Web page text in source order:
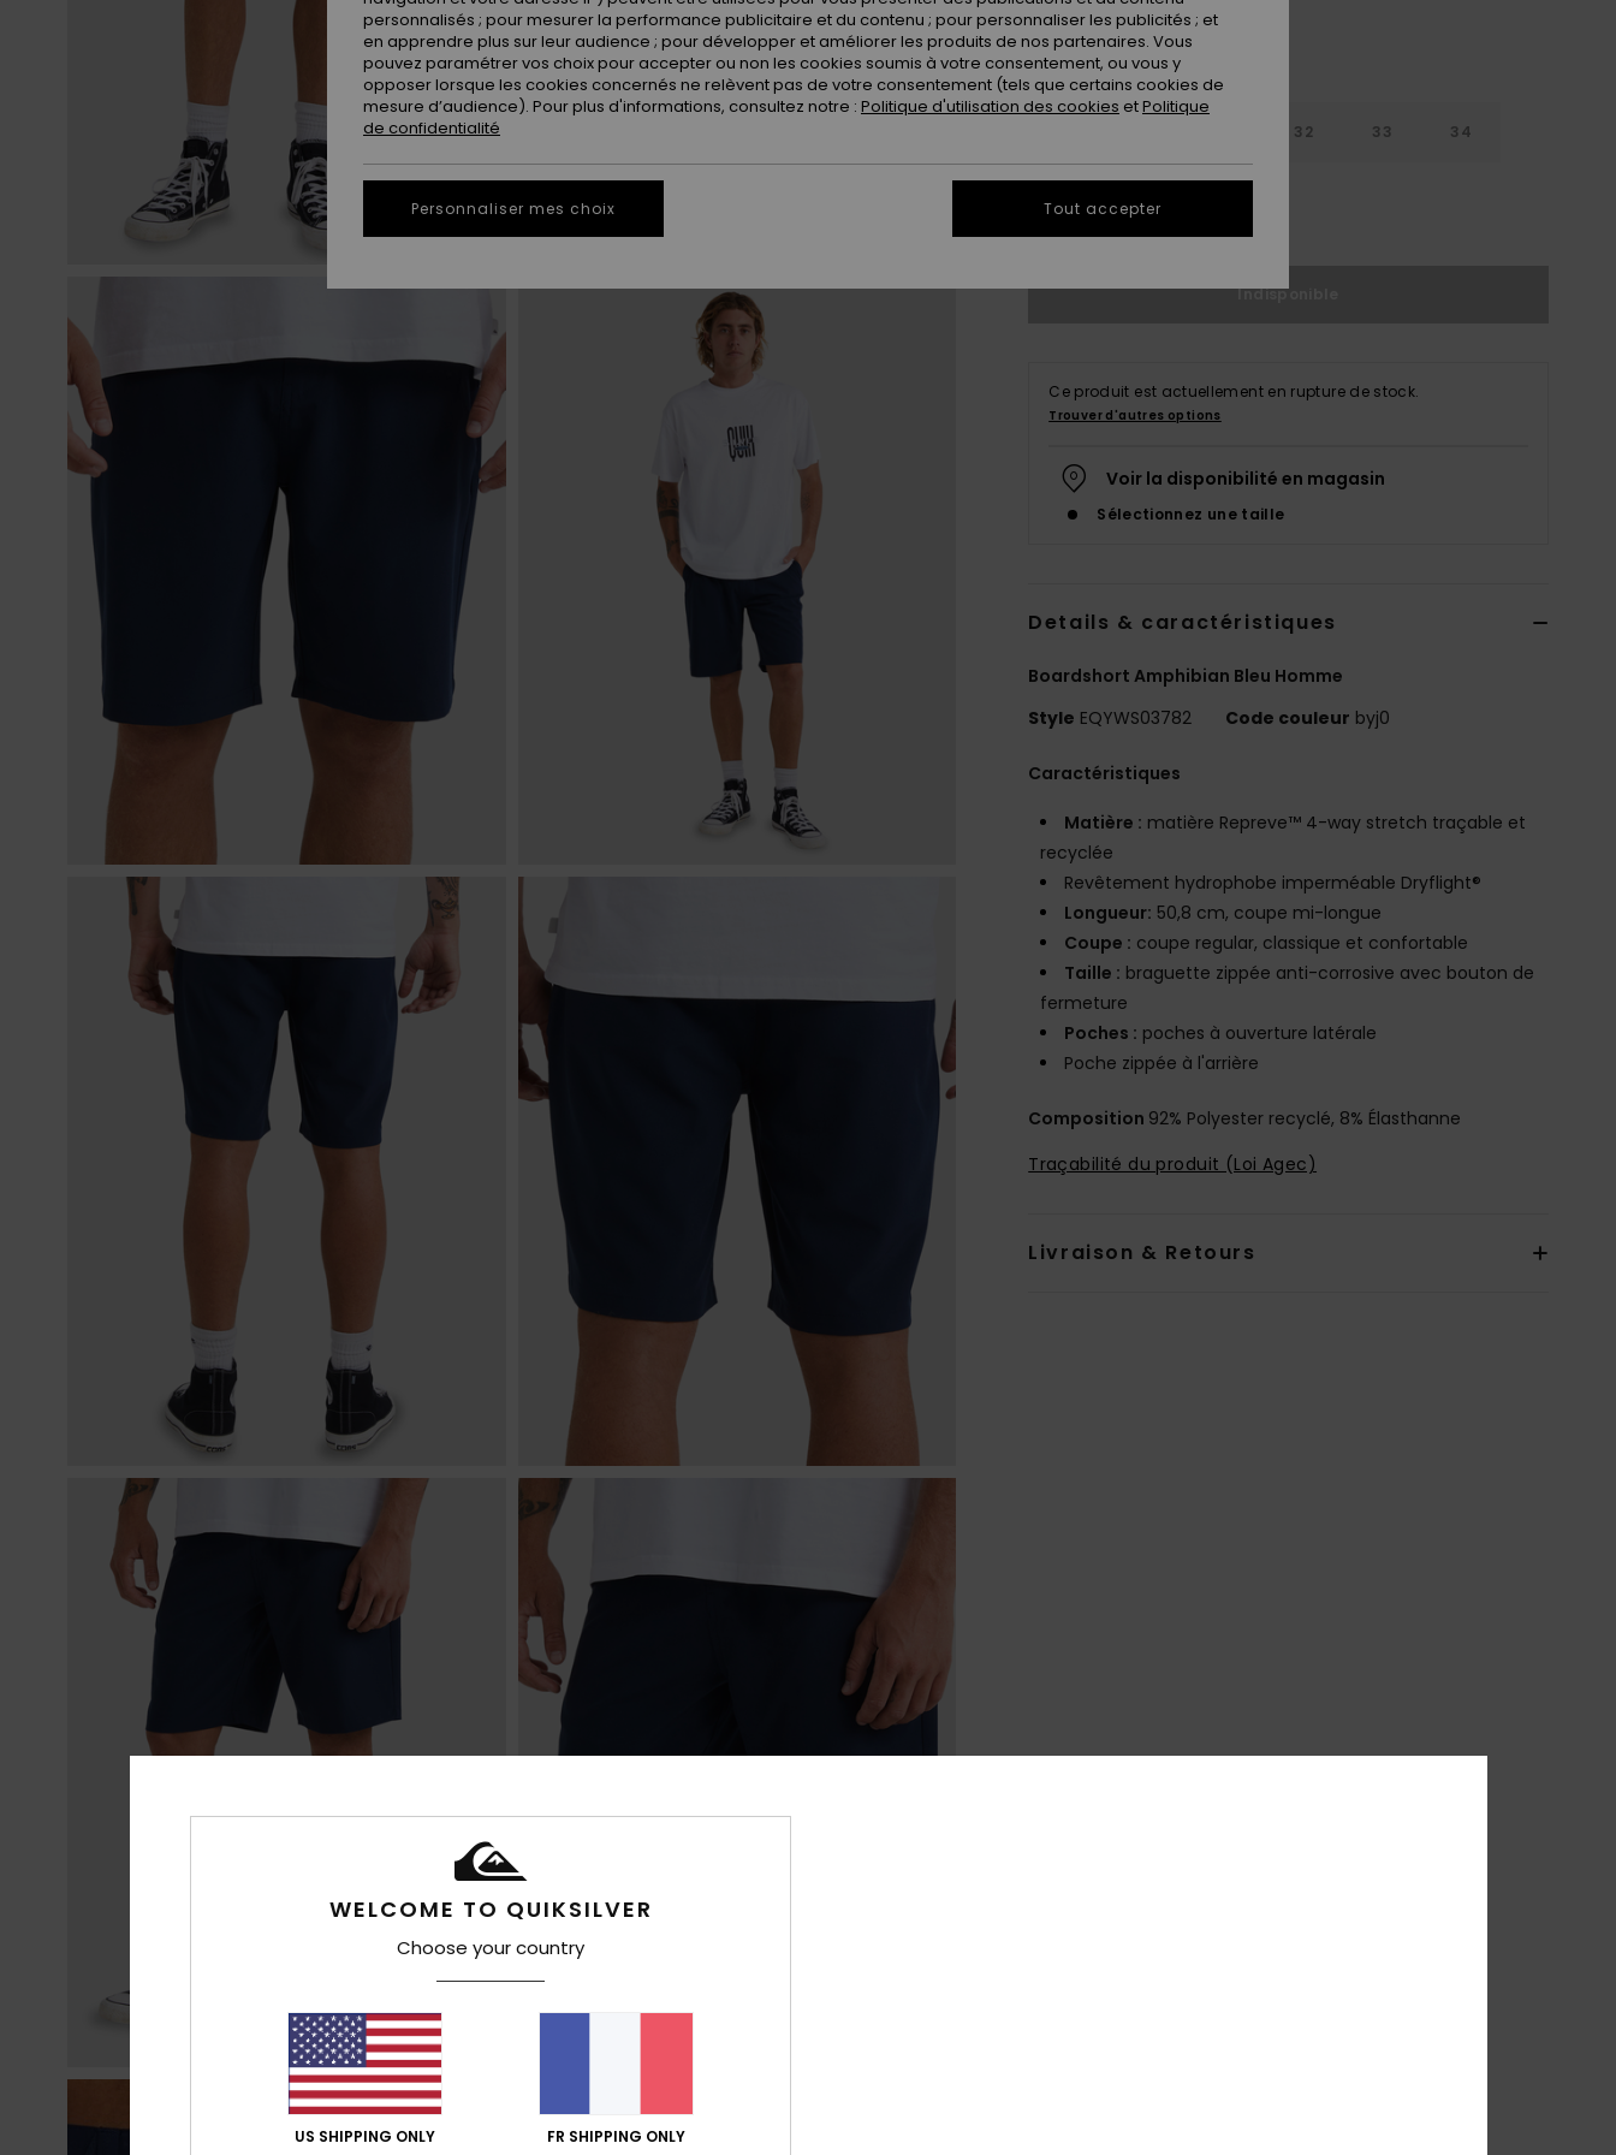
32 33 34
Indisponible
Ce produit est actuellement en rupture de stock.
Trouver d'autres options
Voir la disponibilité en magasin
Sélectionnez une taille
Details & caractéristiques
Boardshort Amphibian Bleu Homme
Style EQYWS03782 Code couleur byj0
Caractéristiques
Matière : matière Repreve™ 4-way stretch traçable et
recyclée
Revêtement hydrophobe imperméable Dryflight®
Longueur: 50,8 cm, coupe mi-longue
Coupe : coupe regular, classique et confortable
Taille : braguette zippée anti-corrosive avec bouton de
fermeture
Poches : poches à ouverture latérale
Poche zippée à l'arrière
Composition 92% Polyester recyclé, 8% Élasthanne
Traçabilité du produit (Loi Agec)
Livraison & Retours
WELCOME TO QUIKSILVER
Choose your country
US SHIPPING ONLY FR SHIPPING ONLY
personnalisés ; pour mesurer la performance publicitaire et du contenu ; pour personnaliser les publicités ; et
en apprendre plus sur leur audience ; pour développer et améliorer les produits de nos partenaires. Vous
pouvez paramétrer vos choix pour accepter ou non les cookies soumis à votre consentement, ou vous y
opposer lorsque les cookies concernés ne relèvent pas de votre consentement (tels que certains cookies de
mesure d’audience). Pour plus d'informations, consultez notre : Politique d'utilisation des cookies etPolitique
de confidentialité
Personnaliser mes choix Tout accepter